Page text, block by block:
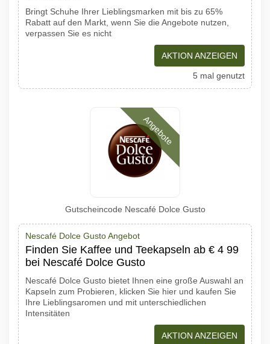
Bringt Schuhe Ihrer Lieblingsmarken mit bis zu 65%
Rabatt auf den Markt, wenn Sie die Angebote nutzen,
verpassen Sie es nicht
AKTION ANZEIGEN
5 mal genutzt
Angebote
Gutscheincode Nescafé Dolce Gusto
Nescafé Dolce Gusto Angebot
Finden Sie Kaffee und Teekapseln ab € 4 99
bei Nescafé Dolce Gusto
Nescafé Dolce Gusto bietet Ihnen eine große Auswahl an
Kapseln zum Probieren, klicken Sie hier und kaufen Sie
Ihre Lieblingsaromen und mit unterschiedlichen
Intensitäten
AKTION ANZEIGEN